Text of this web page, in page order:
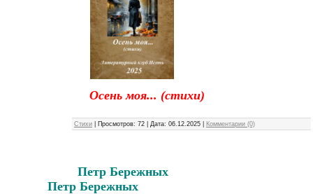
Осень моя... (стихи)
Стихи Просмотров: 72 Дата: 06.12.2025 Комментарии (0)
Петр Бережных
Петр Бережных